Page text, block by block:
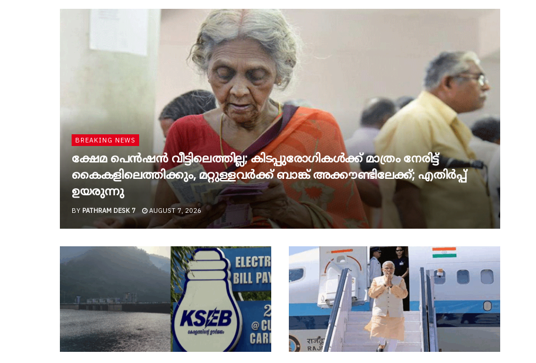
BREAKING NEWS
ക്ഷേമ പെൻഷൻ വീട്ടിലെത്തില്ല; കിടപ്പുരോഗികൾക്ക് മാത്രം നേരിട്ട്
കൈകളിലെത്തിക്കും, മറ്റുള്ളവർക്ക് ബാങ്ക് അക്കൗണ്ടിലേക്ക്; എതിർപ്പ്
ഉയരുന്നു
BY PATHRAM DESK 7 AUGUST 7, 2026